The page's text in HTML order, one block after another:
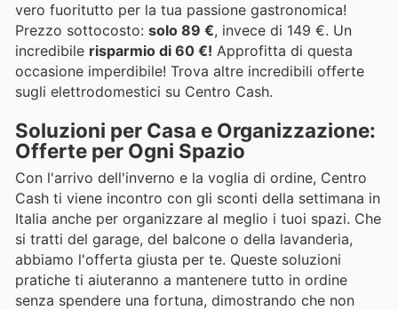
vero fuoritutto per la tua passione gastronomica!
Prezzo sottocosto: solo 89 €, invece di 149 €. Un
incredibile risparmio di 60 €! Approfitta di questa
occasione imperdibile! Trova altre incredibili offerte
sugli elettrodomestici su Centro Cash.
Soluzioni per Casa e Organizzazione:
Offerte per Ogni Spazio
Con l'arrivo dell'inverno e la voglia di ordine, Centro
Cash ti viene incontro con gli sconti della settimana in
Italia anche per organizzare al meglio i tuoi spazi. Che
si tratti del garage, del balcone o della lavanderia,
abbiamo l'offerta giusta per te. Queste soluzioni
pratiche ti aiuteranno a mantenere tutto in ordine
senza spendere una fortuna, dimostrando che non